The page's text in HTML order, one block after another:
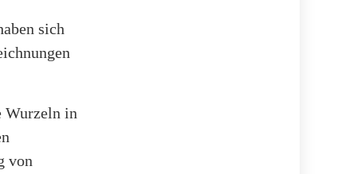
sich
Wurzeln in
von